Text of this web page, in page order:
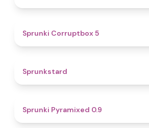
Sprunki Corruptbox 5
Sprunkstard
Sprunki Pyramixed 0.9